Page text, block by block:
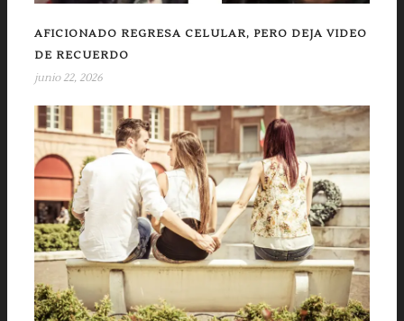
AFICIONADO REGRESA CELULAR, PERO DEJA VIDEO
DE RECUERDO
junio 22, 2026